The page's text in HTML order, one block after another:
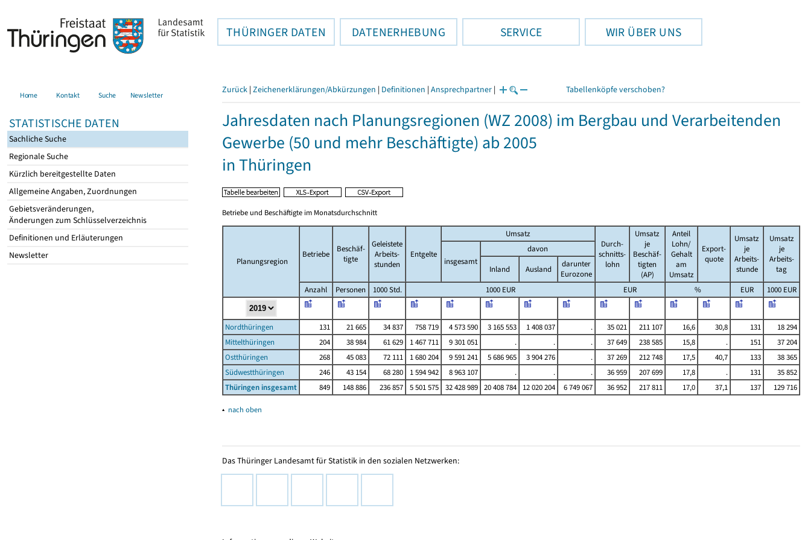
THÜRINGER DATEN DATENERHEBUNG SERVICE WIR ÜBER UNS
Home Kontakt Suche Newsletter
STATISTISCHE DATEN
Sachliche Suche
Regionale Suche
Kürzlich bereitgestellte Daten
Allgemeine Angaben, Zuordnungen
Gebietsveränderungen,
Änderungen zum Schlüsselverzeichnis
Definitionen und Erläuterungen
Newsletter
Zurück | Zeichenerklärungen/Abkürzungen | Definitionen | Ansprechpartner | Tabellenköpfe verschoben?
Jahresdaten nach Planungsregionen (WZ 2008) im Bergbau und Verarbeitenden
Gewerbe (50 und mehr Beschäftigte) ab 2005
in Thüringen
Betriebe und Beschäftigte im Monatsdurchschnitt
Planungsregion
Betriebe
Beschäf-
tigte
Geleistete
Arbeits-
stunden
Entgelte
Umsatz
Durch-
schnitts-
lohn
Umsatz
je
Beschäf-
tigten
(AP)
Anteil
Lohn/
Gehalt
am
Umsatz
Export-
quote
Umsatz
je
Arbeits-
stunde
Umsatz
je
Arbeits-
tag
insgesamt
davon
Inland
Ausland
darunter
Eurozone
Anzahl
Personen 1000 Std. 1000 EUR EUR % EUR 1000 EUR
Nordthüringen 131 21 665 34 837 758 719 4 573 590 3 165 553 1 408 037 . 35 021 211 107 16,6 30,8 131
18 294
Mittelthüringen
204 38 984 61 629 1 467 711 9 301 051 . . . 37 649 238 585 15,8 . 151
37 204
Ostthüringen
268 45 083 72 111 1 680 204 9 591 241 5 686 965 3 904 276 . 37 269 212 748 17,5 40,7 133
38 365
Südwestthüringen
246 43 154 68 280 1 594 942 8 963 107 . . . 36 959 207 699 17,8 . 131
35 852
Thüringen insgesamt
849 148 886 236 857 5 501 575 32 428 989 20 408 784 12 020 204 6 749 067 36 952 217 811 17,0 37,1 137 129 716
▴ nach oben
Das Thüringer Landesamt für Statistik in den sozialen Netzwerken: